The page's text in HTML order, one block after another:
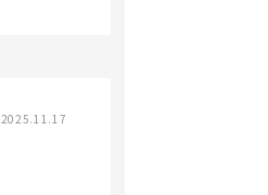
2025.11.17